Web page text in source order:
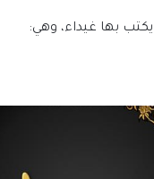
بها غيداء، وهي: